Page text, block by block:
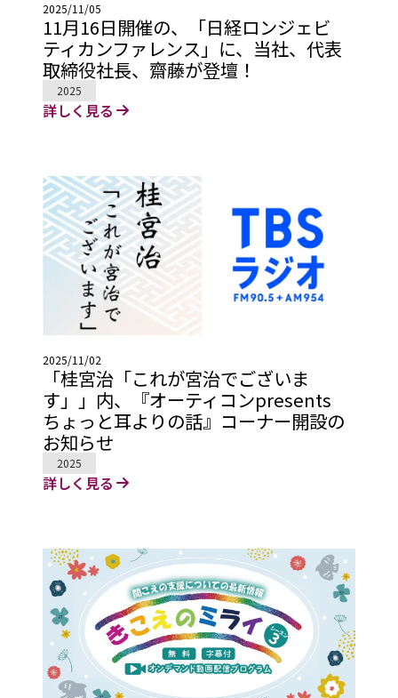
2025/11/05
11月16日開催の、「日経ロンジェビ
ティカンファレンス」に、当社、代表
取締役社長、齋藤が登壇！
2025
詳しく見る
2025/11/02
「桂宮治「これが宮治でございま
す」」内、『オーティコンpresents
ちょっと耳よりの話』コーナー開設の
お知らせ
2025
詳しく見る